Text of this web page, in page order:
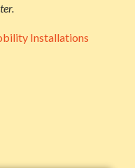
Installations